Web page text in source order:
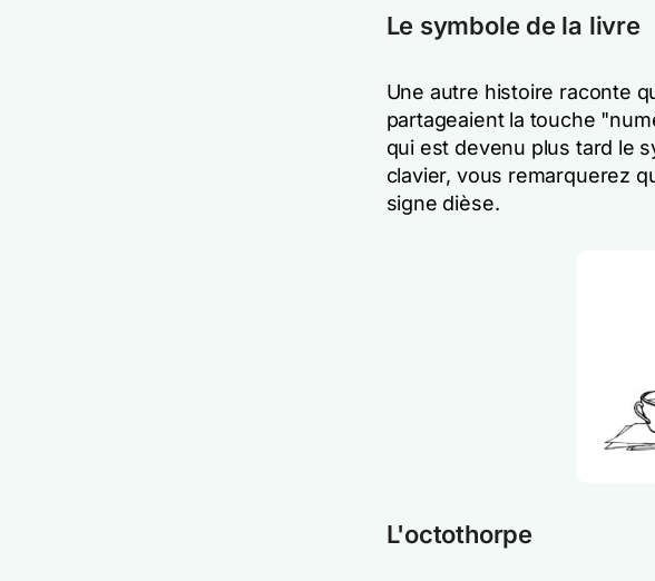
Le symbole de la livre
Une autre histoire raconte
partageaient la touche
qui est devenu plus tard le
clavier, vous remarquerez
signe dièse.
L'octothorpe